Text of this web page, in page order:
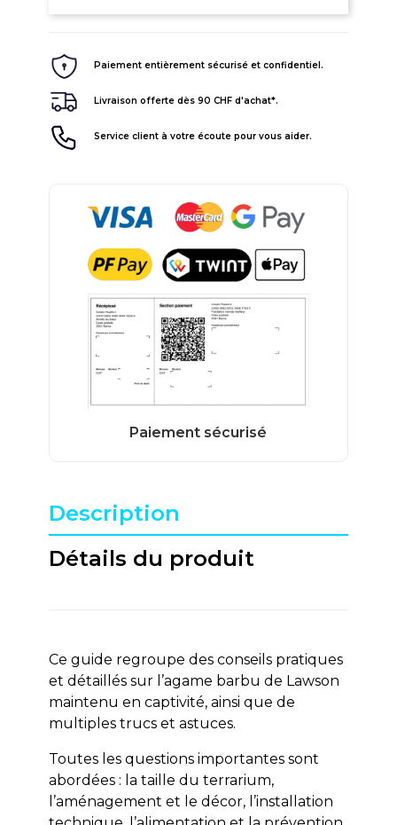
Paiement entièrement sécurisé et confidentiel.
Livraison offerte dès 90 CHF d'achat*.
Service client à votre écoute pour vous aider.
Description
Détails du produit
Ce guide regroupe des conseils pratiques
et détaillés sur l’agame barbu de Lawson
maintenu en captivité, ainsi que de
multiples trucs et astuces.
Toutes les questions importantes sont
abordées : la taille du terrarium,
l’aménagement et le décor, l’installation